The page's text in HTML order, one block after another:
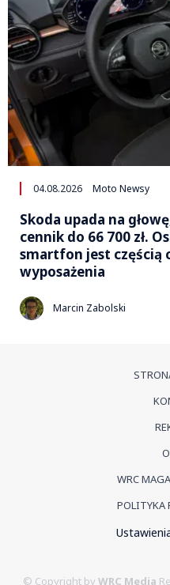
04.08.2026 Moto Newsy
Skoda upada na
cennik do 66 700 zł.
smartfon jest częścią
wyposażenia
Marcin Zabolski
WRC
POLITYKA
© Copyright by WRC Media